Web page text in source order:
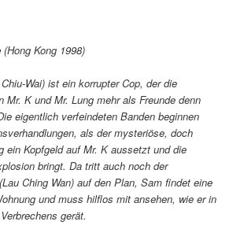
(Hong Kong 1998)
Wai) ist ein korrupter Cop, der die
Mr. K und Mr. Lung mehr als Freunde denn
eigentlich verfeindeten Banden beginnen
als der mysteriöse, doch
ein Kopfgeld auf Mr. K aussetzt und die
bringt. Da tritt auch noch der
Ching Wan) auf den Plan, Sam findet eine
und muss hilflos mit ansehen, wie er in
gerät.